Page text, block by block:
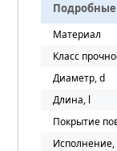
Подробные
Материал
Класс
Диаметр, d
Длина, l
Покрытие
Исполнение,